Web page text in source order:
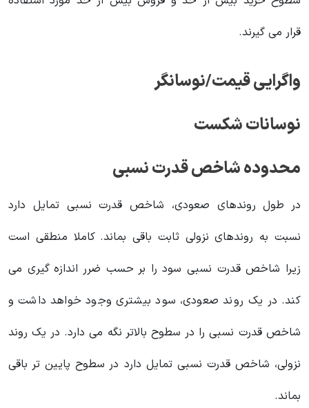
قرار می گیرند.
واگرایی قیمت/نوسانگر
نوسانات شکست
محدوده شاخص قدرت نسبی
در طول روندهای صعودی، شاخص قدرت نسبی تمایل دارد
نسبت به روندهای نزولی ثابت باقی بماند. کاملا منطقی است
زیرا شاخص قدرت نسبی سود را بر حسب ضرر اندازه گیری می
کند. در یک روند صعودی، سود بیشتری وجود خواهد داشت و
شاخص قدرت نسبی را در سطوح بالاتر نگه می دارد. در یک روند
نزولی، شاخص قدرت نسبی تمایل دارد در سطوح پایین تر باقی
بماند.